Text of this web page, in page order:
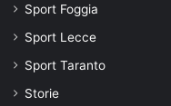
Sport Foggia
Sport Lecce
Sport Taranto
Storie